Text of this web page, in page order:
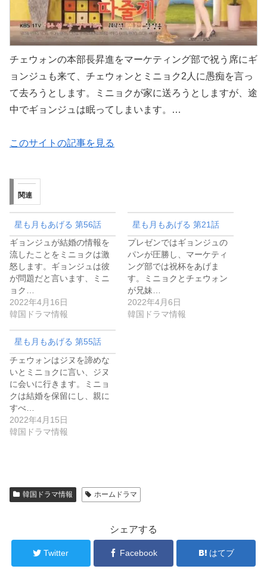
チェウォンの本部長昇進をマーケティング部で祝う席にギ
ョンジュも来て、チェウォンとミニョク2人に愚痴を言っ
て去ろうとします。ミニョクが家に送ろうとしますが、途
中でギョンジュは眠ってしまいます。…
このサイトの記事を見る
関連
星も月もあげる 第56話
ギョンジュが結婚の情報を
流したことをミニョクは激
怒します。ギョンジュは彼
が問題だと言います、ミニ
ョク…
2022年4月16日
韓国ドラマ情報
星も月もあげる 第21話
プレゼンではギョンジュの
パンが圧勝し、マーケティ
ング部では祝杯をあげま
す。ミニョクとチェウォン
が兄妹…
2022年4月6日
韓国ドラマ情報
星も月もあげる 第55話
チェウォンはジヌを諦めな
いとミニョクに言い、ジヌ
に会いに行きます。ミニョ
クは結婚を保留にし、親に
すべ…
2022年4月15日
韓国ドラマ情報
韓国ドラマ情報 ホームドラマ
シェアする
Twitter Facebook はてブ